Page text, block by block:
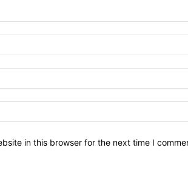
in this browser for the next time I